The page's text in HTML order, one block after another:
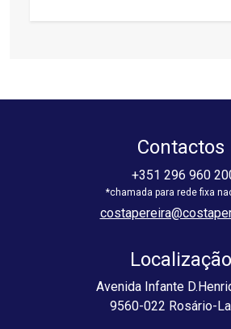
Contactos
+351 296 960
Localização
Avenida Infante
9560-022 Rosário-